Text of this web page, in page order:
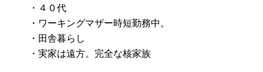
・４０代
・ワーキングマザー時短勤務中。
・田舎暮らし
・実家は遠方。完全な核家族